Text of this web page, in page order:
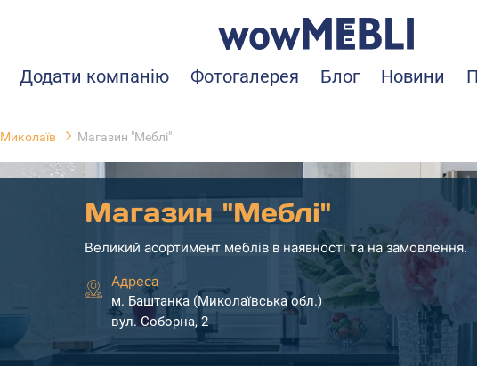
Додати компанію Фотогалерея Блог Новини
Миколаїв Магазин "Меблі"
Магазин "Меблі"
Великий асортимент меблів в наявності та на замовлення.
Адреса
м. Баштанка (Миколаївська обл.)
вул. Соборна, 2